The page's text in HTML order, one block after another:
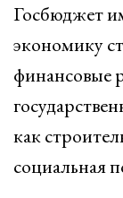
Госбюджет
экономику
финансовые
как
социальная